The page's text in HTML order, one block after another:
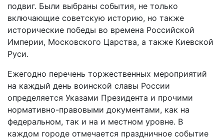
подвиг. Были выбраны события, не только
включающие советскую историю, но также
исторические победы во времена Российской
Империи, Московского Царства, а также Киевской
Руси.
Ежегодно перечень торжественных мероприятий
на каждый день воинской славы России
определяется Указами Президента и прочими
нормативно-правовыми документами, как на
федеральном, так и на и местном уровне. В
каждом городе отмечается праздничное событие